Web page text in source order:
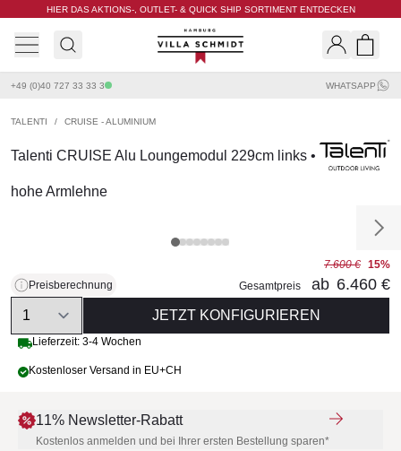
HIER DAS AKTIONS-, OUTLET- & QUICK SHIP SORTIMENT ENTDECKEN
Villa Schmidt
+49 (0)40 727 33 33 3 WHATSAPP
TALENTI / CRUISE - ALUMINIUM
Talenti CRUISE Alu Loungemodul 229cm links •
hohe Armlehne
Preisberechnung
7.600 € 15%
Gesamtpreis
ab 6.460 €
Quantity
JETZT KONFIGURIEREN
Lieferzeit: 3-4 Wochen
Kostenloser Versand in EU+CH
11% Newsletter-Rabatt
Kostenlos anmelden und bei Ihrer ersten Bestellung sparen*